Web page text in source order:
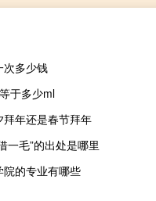
次多少钱
于多少ml
拜年还是春节拜年
一毛”的出处是哪里
院的专业有哪些